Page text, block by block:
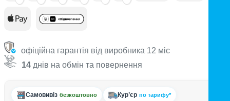
офіційна гарантія від виробника 12 міс
14 днів на обмін та повернення
Самовивіз безкоштовно Кур’єр по тарифу*